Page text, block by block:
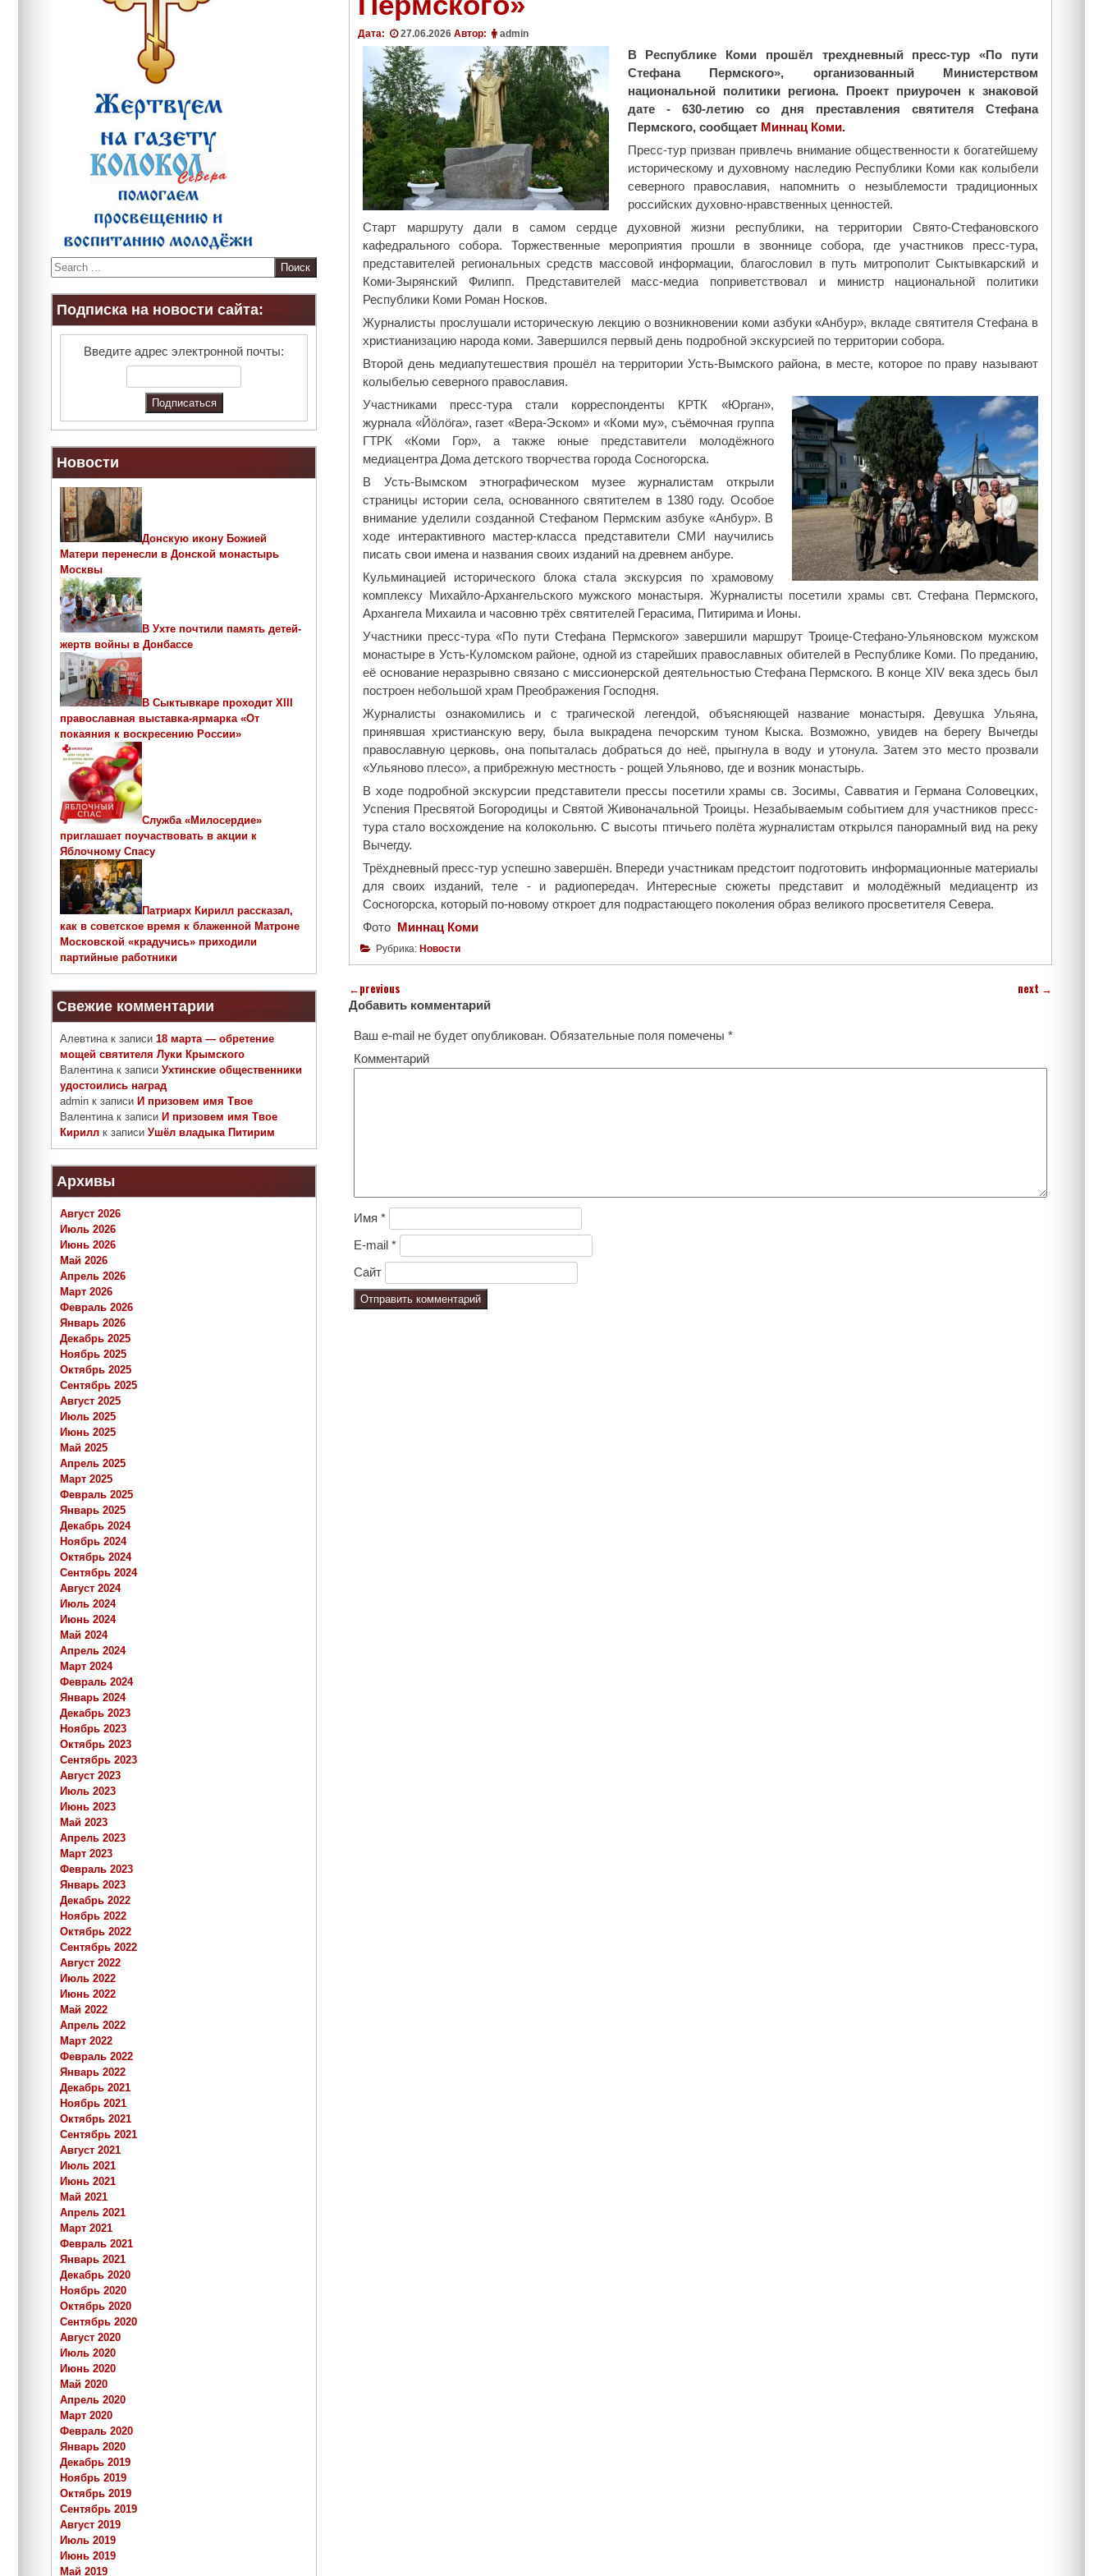
Дата: 27.06.2026 Автор: admin
В Республике Коми прошёл трехдневный пресс-тур «По пути
Стефана Пермского», организованный Министерством
национальной политики региона. Проект приурочен к знаковой
дате - 630-летию со дня преставления святителя Стефана
Пермского, сообщает Миннац Коми.
Пресс-тур призван привлечь внимание общественности к богатейшему
историческому и духовному наследию Республики Коми как колыбели
северного православия, напомнить о незыблемости традиционных
российских духовно-нравственных ценностей.
Старт маршруту дали в самом сердце духовной жизни республики, на территории Свято-Стефановского
кафедрального собора. Торжественные мероприятия прошли в звоннице собора, где участников пресс-тура,
представителей региональных средств массовой информации, благословил в путь митрополит Сыктывкарский и
Коми-Зырянский Филипп. Представителей масс-медиа поприветствовал и министр национальной политики
Республики Коми Роман Носков.
Журналисты прослушали историческую лекцию о возникновении коми азбуки «Анбур», вкладе святителя Стефана в
христианизацию народа коми. Завершился первый день подробной экскурсией по территории собора.
Второй день медиапутешествия прошёл на территории Усть-Вымского района, в месте, которое по праву называют
колыбелью северного православия.
Участниками пресс-тура стали корреспонденты КРТК «Юрган»,
журнала «Йӧлӧга», газет «Вера-Эском» и «Коми му», съёмочная группа
ГТРК «Коми Гор», а также юные представители молодёжного
медиацентра Дома детского творчества города Сосногорска.
В Усть-Вымском этнографическом музее журналистам открыли
страницы истории села, основанного святителем в 1380 году. Особое
внимание уделили созданной Стефаном Пермским азбуке «Анбур». В
ходе интерактивного мастер-класса представители СМИ научились
писать свои имена и названия своих изданий на древнем анбуре.
Кульминацией исторического блока стала экскурсия по храмовому
комплексу Михайло-Архангельского мужского монастыря. Журналисты посетили храмы свт. Стефана Пермского,
Архангела Михаила и часовню трёх святителей Герасима, Питирима и Ионы.
Участники пресс-тура «По пути Стефана Пермского» завершили маршрут Троице-Стефано-Ульяновском мужском
монастыре в Усть-Куломском районе, одной из старейших православных обителей в Республике Коми. По преданию,
её основание неразрывно связано с миссионерской деятельностью Стефана Пермского. В конце XIV века здесь был
построен небольшой храм Преображения Господня.
Журналисты ознакомились и с трагической легендой, объясняющей название монастыря. Девушка Ульяна,
принявшая христианскую веру, была выкрадена печорским туном Кыска. Возможно, увидев на берегу Вычегды
православную церковь, она попыталась добраться до неё, прыгнула в воду и утонула. Затем это место прозвали
«Ульяново плесо», а прибрежную местность - рощей Ульяново, где и возник монастырь.
В ходе подробной экскурсии представители прессы посетили храмы св. Зосимы, Савватия и Германа Соловецких,
Успения Пресвятой Богородицы и Святой Живоначальной Троицы. Незабываемым событием для участников пресс-
тура стало восхождение на колокольню. С высоты птичьего полёта журналистам открылся панорамный вид на реку
Вычегду.
Трёхдневный пресс-тур успешно завершён. Впереди участникам предстоит подготовить информационные материалы
для своих изданий, теле - и радиопередач. Интересные сюжеты представит и молодёжный медиацентр из
Сосногорска, который по-новому откроет для подрастающего поколения образ великого просветителя Севера.
Фото Миннац Коми
Рубрика: Новости
←previous next →
Добавить комментарий
Ваш e-mail не будет опубликован. Обязательные поля помечены *
Комментарий
Имя *
E-mail *
Сайт
S
e
a
c
Подписка на новости сайта:
Введите адрес электронной почты:
Новости
Донскую икону Божией
Матери перенесли в Донской монастырь
Москвы
В Ухте почтили память детей-
жертв войны в Донбассе
В Сыктывкаре проходит ХIII
православная выставка-ярмарка «От
покаяния к воскресению России»
Служба «Милосердие»
приглашает поучаствовать в акции к
Яблочному Спасу
Патриарх Кирилл рассказал,
как в советское время к блаженной Матроне
Московской «крадучись» приходили
партийные работники
Свежие комментарии
Алевтинак записи 18 марта — обретение
мощей святителя Луки Крымского
Валентинак записи Ухтинские общественники
удостоились наград
admin к записи И призовем имя Твое
Валентинак записи И призовем имя Твое
Кирилл к записи Ушёл владыка Питирим
Архивы
Август 2026
Июль 2026
Июнь 2026
Май 2026
Апрель 2026
Март 2026
Февраль 2026
Январь 2026
Декабрь 2025
Ноябрь 2025
Октябрь 2025
Сентябрь 2025
Август 2025
Июль 2025
Июнь 2025
Май 2025
Апрель 2025
Март 2025
Февраль 2025
Январь 2025
Декабрь 2024
Ноябрь 2024
Октябрь 2024
Сентябрь 2024
Август 2024
Июль 2024
Июнь 2024
Май 2024
Апрель 2024
Март 2024
Февраль 2024
Январь 2024
Декабрь 2023
Ноябрь 2023
Октябрь 2023
Сентябрь 2023
Август 2023
Июль 2023
Июнь 2023
Май 2023
Апрель 2023
Март 2023
Февраль 2023
Январь 2023
Декабрь 2022
Ноябрь 2022
Октябрь 2022
Сентябрь 2022
Август 2022
Июль 2022
Июнь 2022
Май 2022
Апрель 2022
Март 2022
Февраль 2022
Январь 2022
Декабрь 2021
Ноябрь 2021
Октябрь 2021
Сентябрь 2021
Август 2021
Июль 2021
Июнь 2021
Май 2021
Апрель 2021
Март 2021
Февраль 2021
Январь 2021
Декабрь 2020
Ноябрь 2020
Октябрь 2020
Сентябрь 2020
Август 2020
Июль 2020
Июнь 2020
Май 2020
Апрель 2020
Март 2020
Февраль 2020
Январь 2020
Декабрь 2019
Ноябрь 2019
Октябрь 2019
Сентябрь 2019
Август 2019
Июль 2019
Июнь 2019
Май 2019